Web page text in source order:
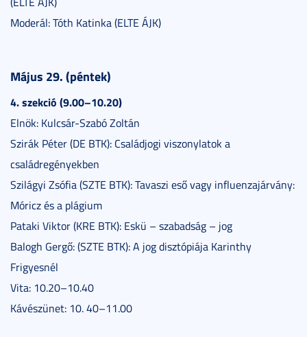
Moderál: Tóth Katinka (ELTE ÁJK)
Május 29. (péntek)
4. szekció (9.00–10.20)
Elnök: Kulcsár-Szabó Zoltán
Szirák Péter (DE BTK): Családjogi viszonylatok a
családregényekben
Szilágyi Zsófia (SZTE BTK): Tavaszi eső vagy influenzajárvány:
Móricz és a plágium
Pataki Viktor (KRE BTK): Eskü – szabadság – jog
Balogh Gergő: (SZTE BTK): A jog disztópiája Karinthy
Frigyesnél
Vita: 10.20–10.40
Kávészünet: 10. 40–11.00